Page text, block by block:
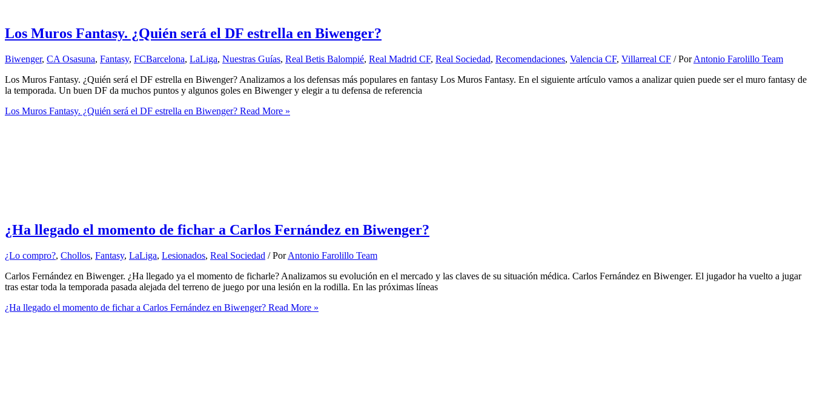
Los Muros Fantasy. ¿Quién será el DF estrella en Biwenger?
Biwenger, CA Osasuna, Fantasy, FCBarcelona, LaLiga, Nuestras Guías, Real Betis Balompié, Real Madrid CF, Real Sociedad, Recomendaciones, Valencia CF, Villarreal CF / PorAntonio Farolillo Team
Los Muros Fantasy. ¿Quién será el DF estrella en Biwenger? Analizamos a los defensas más populares en fantasy Los Muros Fantasy. En el siguiente artículo vamos a analizar quien puede ser el muro fantasy de
la temporada. Un buen DF da muchos puntos y algunos goles en Biwenger y elegir a tu defensa de referencia
Los Muros Fantasy. ¿Quién será el DF estrella en Biwenger? Read More »
¿Ha llegado el momento de fichar a Carlos Fernández en Biwenger?
¿Lo compro?, Chollos, Fantasy, LaLiga, Lesionados, Real Sociedad / PorAntonio Farolillo Team
Carlos Fernández en Biwenger. ¿Ha llegado ya el momento de ficharle? Analizamos su evolución en el mercado y las claves de su situación médica. Carlos Fernández en Biwenger. El jugador ha vuelto a jugar
tras estar toda la temporada pasada alejada del terreno de juego por una lesión en la rodilla. En las próximas líneas
¿Ha llegado el momento de fichar a Carlos Fernández en Biwenger? Read More »